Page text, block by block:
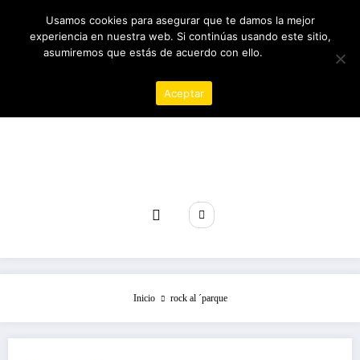
contenido
05/08/2026 1:40:26 AM
Inicio rock al ´parque
Usamos cookies para asegurar que te damos la mejor
experiencia en nuestra web. Si continúas usando este sitio,
asumiremos que estás de acuerdo con ello.
Aceptar